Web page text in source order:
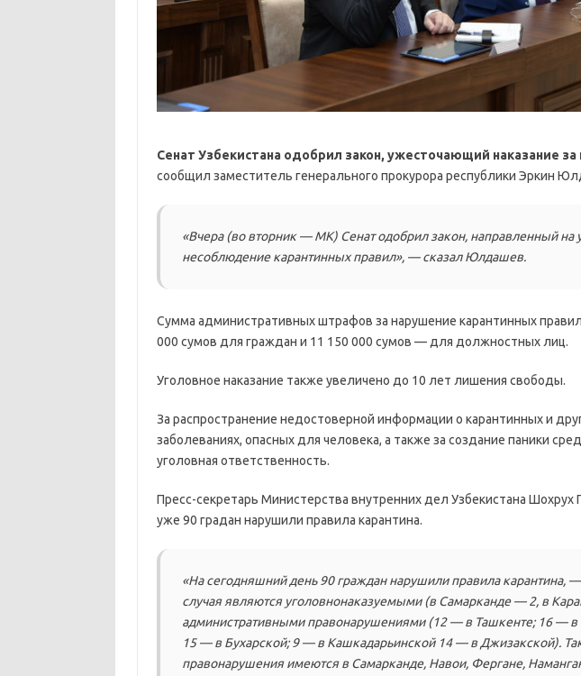
Сенат Узбекистана одобрил закон, ужесточающий наказание
сообщил заместитель генерального прокурора республики Эркин
«Вчера (во вторник — МК) Сенат одобрил закон, направленный на
несоблюдение карантинных правил», — сказал Юлдашев.
Сумма административных штрафов за нарушение карантинных
000 сумов для граждан и 11 150 000 сумов — для должностных лиц.
Уголовное наказание также увеличено до 10 лет лишения свободы.
За распространение недостоверной информации о карантинных и
заболеваниях, опасных для человека, а также за создание паники
уголовная ответственность.
Пресс-секретарь Министерства внутренних дел Узбекистана Шохрух
уже 90 градан нарушили правила карантина.
«На сегодняшний день 90 граждан нарушили правила карантина,
случая являются уголовнонаказуемыми (в Самарканде — 2, в
административными правонарушениями (12 — в Ташкенте; 16 — в
15 — в Бухарской; 9 — в Кашкадарьинской 14 — в Джизакской).
правонарушения имеются в Самарканде, Навои, Фергане,